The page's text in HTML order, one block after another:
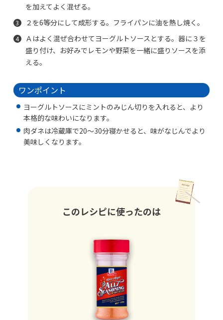
を加えてよく混ぜる。
２を6等分にして成形する。フライパンに油を熱し焼く。
Ａはよく混ぜ合わせてヨーグルトソースとする。器に３を
盛り付け、お好みでレモンや野菜を一緒に盛りソースを添
える。
ワンポイント
ヨーグルトソースにミントのみじん切りを入れると、より
本格的な味わいになります。
肉ダネは冷蔵庫で20～30分寝かせると、味がなじんでより
美味しくなります。
このレシピに使ったのは